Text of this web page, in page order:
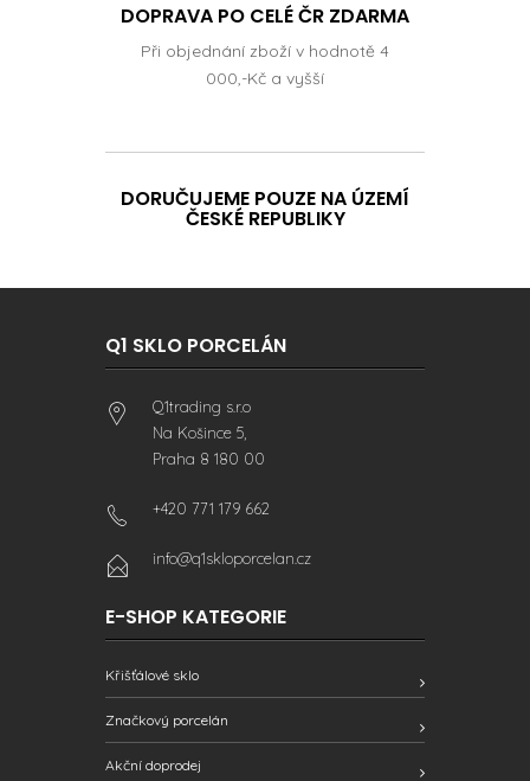
DOPRAVA PO CELÉ ČR ZDARMA
Při objednání zboží v hodnotě 4
000,-Kč a vyšší
DORUČUJEME POUZE NA ÚZEMÍ
ČESKÉ REPUBLIKY
Q1 SKLO PORCELÁN
Q1trading s.r.o
Na Košince 5,
Praha 8 180 00
+420 771 179 662
info@q1skloporcelan.cz
E-SHOP KATEGORIE
Křišťálové sklo
Značkový porcelán
Akční doprodej